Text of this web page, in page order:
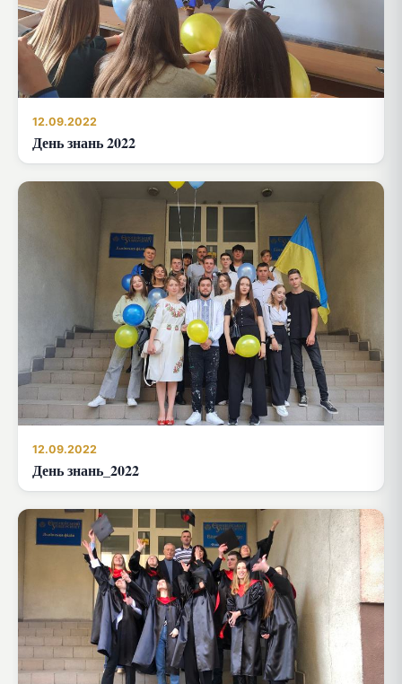
12.09.2022
День знань 2022
12.09.2022
День знань_2022